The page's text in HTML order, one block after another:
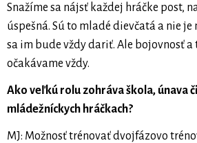
Snažíme sa nájsť každej hráčke post,
úspešná. Sú to mladé dievčatá a nie je
sa im bude vždy dariť. Ale bojovnosť
očakávame vždy.
Ako veľkú rolu zohráva škola, únava
mládežníckych hráčkach?
MJ: Možnosť trénovať dvojfázovo